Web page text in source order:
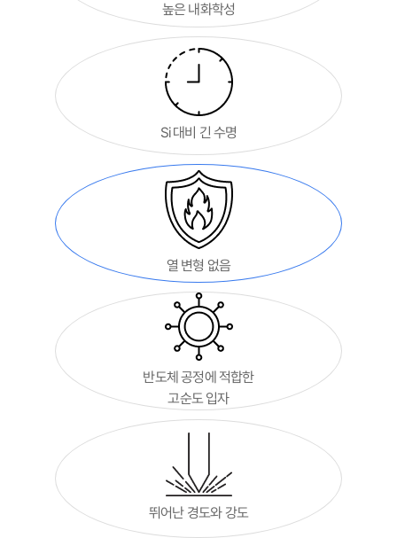
높은 내화학성
Si 대비 긴 수명
열 변형 없음
반도체 공정에 적합한
고순도 입자
뛰어난 경도와 강도